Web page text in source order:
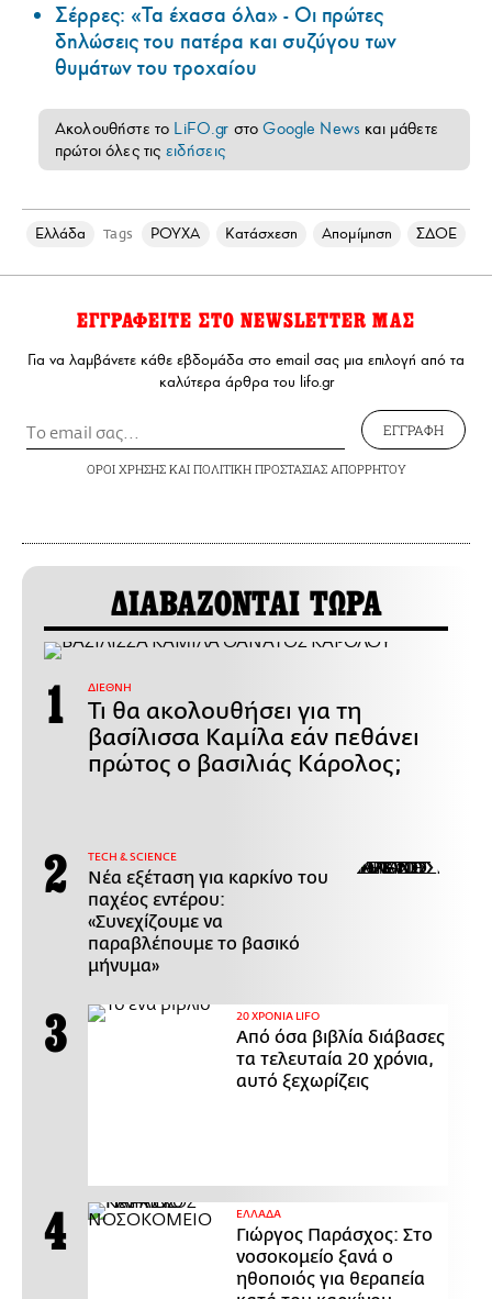
Σέρρες: «Τα έχασα όλα» - Οι πρώτες
δηλώσεις του πατέρα και συζύγου των
θυμάτων του τροχαίου
Ακολουθήστε το LiFO.gr στοGoogle News και μάθετε
πρώτοι όλες τις ειδήσεις
Ελλάδα Tags ΡΟΥΧΑ Κατάσχεση Απομίμηση ΣΔΟΕ
ΕΓΓΡΑΦΕΙΤΕ ΣΤΟ NEWSLETTER ΜΑΣ
Για να λαμβάνετε κάθε εβδομάδα στο email σας μια επιλογή από τα
καλύτερα άρθρα του lifo.gr
ΕΓΓΡΑΦΗ
ΟΡΟΙ ΧΡΗΣΗΣΚΑΙ ΠΟΛΙΤΙΚΗ ΠΡΟΣΤΑΣΙΑΣ ΑΠΟΡΡΗΤΟΥ
ΔΙΑΒΑΖΟΝΤΑΙ ΤΩΡΑ
ΔΙΕΘΝΗ
Τι θα ακολουθήσει για τη
βασίλισσα Καμίλα εάν πεθάνει
πρώτος ο βασιλιάς Κάρολος;
ΤECH & SCIENCE
Νέα εξέταση για καρκίνο του
παχέος εντέρου:
«Συνεχίζουμε να
παραβλέπουμε το βασικό
μήνυμα»
20 ΧΡΟΝΙΑ LIFO
Από όσα βιβλία διάβασες
τα τελευταία 20 χρόνια,
αυτό ξεχωρίζεις
ΕΛΛΑΔΑ
Γιώργος Παράσχος: Στο
νοσοκομείο ξανά ο
ηθοποιός για θεραπεία